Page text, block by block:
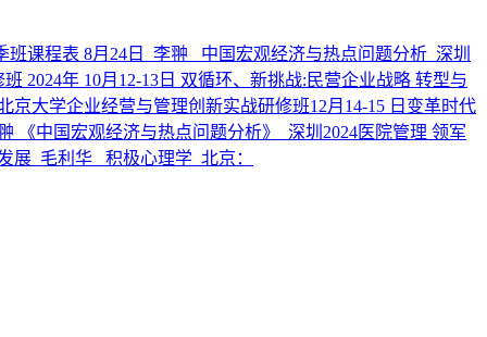
课程表 8月24日_李翀 _中国宏观经济与热点问题分析_深圳
2024年 10月12-13日 双循环、新挑战:民营企业战略 转型与
京大学企业经营与管理创新实战研修班12月14-15 日变革时代
《中国宏观经济与热点问题分析》_深圳 2024医院管理 领军
_毛利华_ 积极心理学_北京：